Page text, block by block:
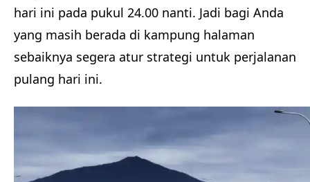
hari ini pada pukul 24.00 nanti. Jadi bagi Anda
yang masih berada di kampung halaman
sebaiknya segera atur strategi untuk perjalanan
pulang hari ini.